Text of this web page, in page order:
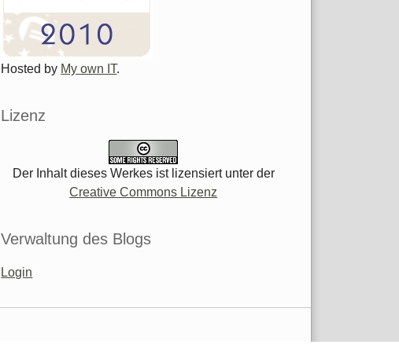
Hosted by My own IT.
Lizenz
Der Inhalt dieses Werkes ist lizensiert unter der
Creative Commons Lizenz
Verwaltung des Blogs
Login